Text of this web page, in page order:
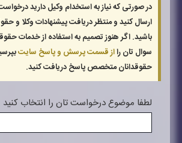
در صورتی که نیاز به استخدام وکیل دارید
ارسال کنید و منتظر دریافت پیشنهادات وکلا و
باشید. اگر هنوز تصمیم به استفاده از خدمات
سوال تان رااز قسمت پرسش و پاسخ سایت
حقوقدانان متخصص پاسخ دریافت کنید.
لطفا موضوع درخواست تان را انتخاب کنید